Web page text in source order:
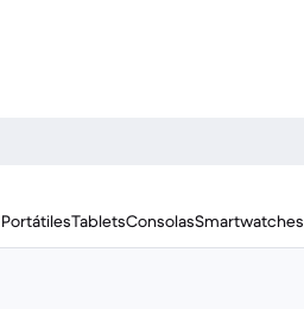
PortátilesTabletsConsolasSmartwatches